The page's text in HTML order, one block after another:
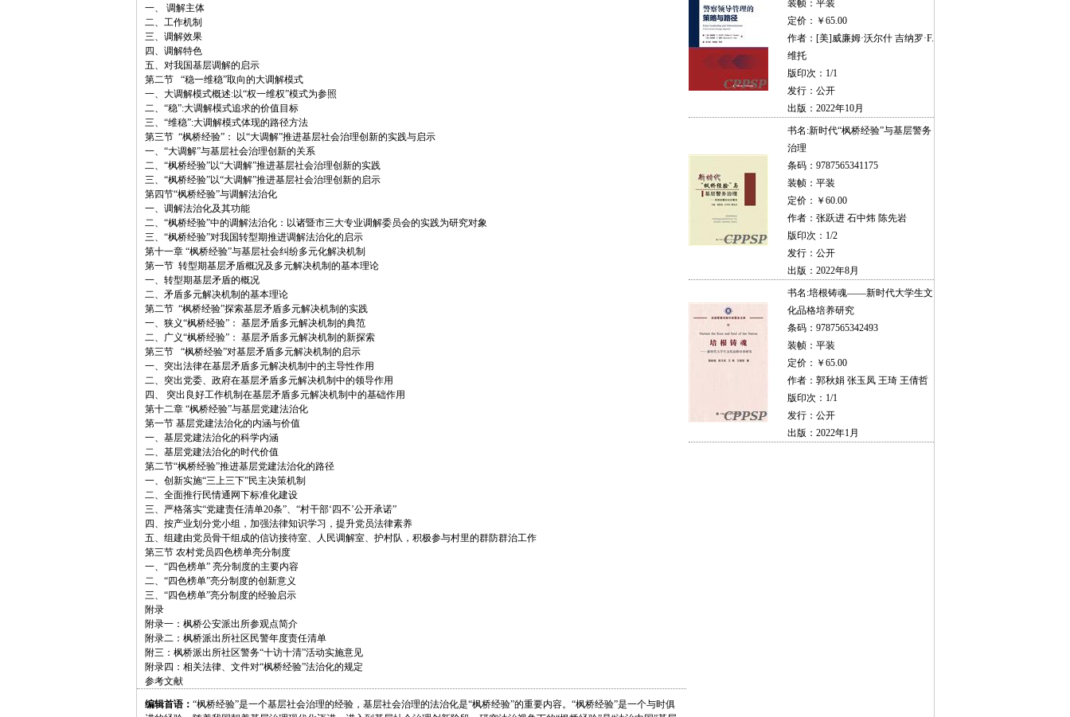
一、 调解主体
二、工作机制
三、调解效果
四、调解特色
五、对我国基层调解的启示
第二节 “稳一维稳”取向的大调解模式
一、大调解模式概述:以“权一维权”模式为参照
二、“稳”:大调解模式追求的价值目标
三、“维稳”:大调解模式体现的路径方法
第三节 “枫桥经验”： 以“大调解”推进基层社会治理创新的实践与启示
一、“大调解”与基层社会治理创新的关系
二、“枫桥经验”以“大调解”推进基层社会治理创新的实践
三、“枫桥经验”以“大调解”推进基层社会治理创新的启示
第四节“枫桥经验”与调解法治化
一、调解法治化及其功能
二、“枫桥经验”中的调解法治化：以诸暨市三大专业调解委员会的实践为研究对象
三、“枫桥经验”对我国转型期推进调解法治化的启示
第十一章 “枫桥经验”与基层社会纠纷多元化解决机制
第一节 转型期基层矛盾概况及多元解决机制的基本理论
一、转型期基层矛盾的概况
二、矛盾多元解决机制的基本理论
第二节 “枫桥经验”探索基层矛盾多元解决机制的实践
一、狭义“枫桥经验”： 基层矛盾多元解决机制的典范
二、广义“枫桥经验”： 基层矛盾多元解决机制的新探索
第三节 “枫桥经验”对基层矛盾多元解决机制的启示
一、突出法律在基层矛盾多元解决机制中的主导性作用
二、突出党委、政府在基层矛盾多元解决机制中的领导作用
四、 突出良好工作机制在基层矛盾多元解决机制中的基础作用
第十二章 “枫桥经验”与基层党建法治化
第一节 基层党建法治化的内涵与价值
一、基层党建法治化的科学内涵
二、基层党建法治化的时代价值
第二节“枫桥经验”推进基层党建法治化的路径
一、创新实施“三上三下”民主决策机制
二、全面推行民情通网下标准化建设
三、严格落实“党建责任清单20条”、“村干部‘四不’公开承诺”
四、按产业划分党小组，加强法律知识学习，提升党员法律素养
五、组建由党员骨干组成的信访接待室、人民调解室、护村队，积极参与村里的群防群治工作
第三节 农村党员四色榜单亮分制度
一、“四色榜单” 亮分制度的主要内容
二、“四色榜单”亮分制度的创新意义
三、“四色榜单”亮分制度的经验启示
附录
附录一：枫桥公安派出所参观点简介
附录二：枫桥派出所社区民警年度责任清单
附三：枫桥派出所社区警务“十访十清”活动实施意见
附录四：相关法律、文件对“枫桥经验”法治化的规定
参考文献
编辑首语： “枫桥经验”是一个基层社会治理的经验，基层社会治理的法治化是“枫桥经验”的重要内容。“枫桥经验”是一个与时俱
装帧：平装
定价：￥65.00
作者：[美]威廉姆·沃尔什 吉纳罗·F.
维托
版印次：1/1
发行：公开
出版：2022年10月
书名:新时代“枫桥经验”与基层警务
治理
条码：9787565341175
装帧：平装
定价：￥60.00
作者：张跃进 石中炜 陈先岩
版印次：1/2
发行：公开
出版：2022年8月
书名:培根铸魂——新时代大学生文
化品格培养研究
条码：9787565342493
装帧：平装
定价：￥65.00
作者：郭秋娟 张玉凤 王琦 王倩哲
版印次：1/1
发行：公开
出版：2022年1月